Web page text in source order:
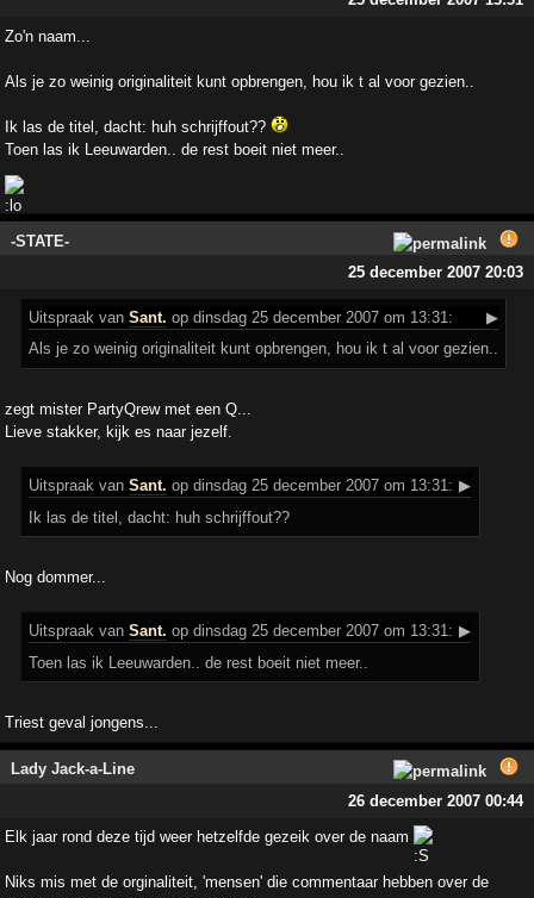
Zo'n naam...
Als je zo weinig originaliteit kunt opbrengen, hou ik t al voor gezien..
Ik las de titel, dacht: huh schrijffout??
Toen las ik Leeuwarden.. de rest boeit niet meer..
-STATE-
25 december 2007 20:03
Uitspraak vanSant. op dinsdag 25 december 2007 om 13:31:
▶
Als je zo weinig originaliteit kunt opbrengen, hou ik t al voor gezien..
zegt mister PartyQrew met een Q...
Lieve stakker, kijk es naar jezelf.
Uitspraak vanSant. op dinsdag 25 december 2007 om 13:31: ▶
Ik las de titel, dacht: huh schrijffout??
Nog dommer...
Uitspraak vanSant. op dinsdag 25 december 2007 om 13:31: ▶
Toen las ik Leeuwarden.. de rest boeit niet meer..
Triest geval jongens...
Lady Jack-a-Line
26 december 2007 00:44
Elk jaar rond deze tijd weer hetzelfde gezeik over de naam
Niks mis met de orginaliteit, 'mensen' die commentaar hebben over de